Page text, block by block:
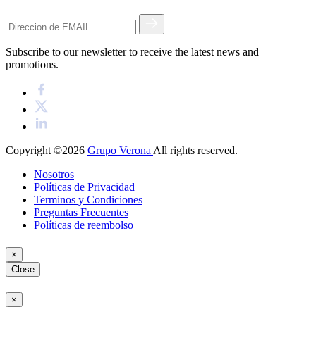
Subscribe to our newsletter to receive the latest news and
promotions.
Copyright ©2026 Grupo Verona All rights reserved.
Nosotros
Políticas de Privacidad
Terminos y Condiciones
Preguntas Frecuentes
Políticas de reembolso
×
Close
×